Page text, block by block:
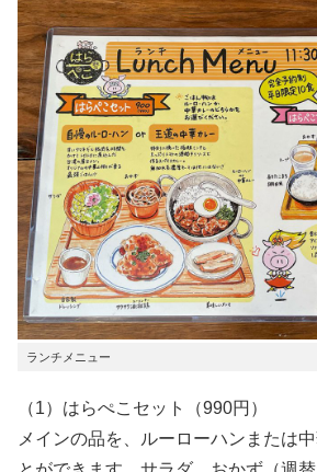
ランチメニュー
（1）はらぺこセット（990円）
メインの品を、ルーローハンまたは